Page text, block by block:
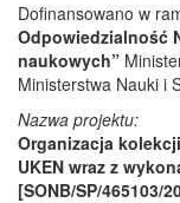
Dofinansowano w
Odpowiedzialność
naukowych”
Ministerstwa Nauki i
Nazwa projektu:
Organizacja
UKEN wraz z
[SONB/SP/465103/